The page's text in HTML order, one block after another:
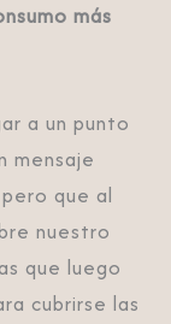
más
a un punto
mensaje
que al
nuestro
que luego
cubrirse las